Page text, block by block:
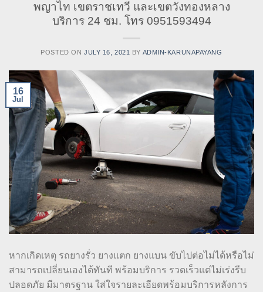
พญาไท เขตราชเทวี และเขตวังทองหลาง
บริการ 24 ชม. โทร 0951593494
POSTED ON JULY 16, 2021 BY ADMIN-KARUNAPAYANG
16
Jul
หากเกิดเหตุ รถยางรั่ว ยางแตก ยางแบน ขับไปต่อไม่ได้หรือไม่
สามารถเปลี่ยนเองได้ทันที พร้อมบริการ รวดเร็วแต่ไม่เร่งรีบ
ปลอดภัย มีมาตรฐาน ใส่ใจรายละเอียดพร้อมบริการหลังการ